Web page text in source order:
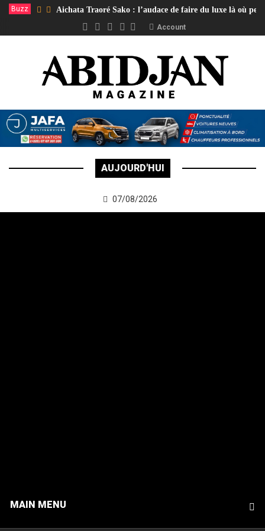
Buzz Aichata Traoré Sako : l’audace de faire du luxe là où
Account
AUJOURD'HUI
07/08/2026
MAIN MENU